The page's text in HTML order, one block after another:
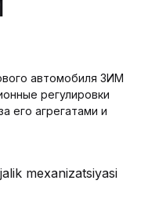
автомобиля ЗИМ
регулировки
его агрегатами и
mexanizatsiyasi